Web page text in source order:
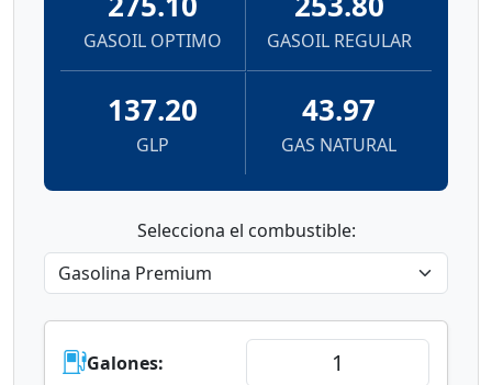
GASOIL OPTIMO GASOIL REGULAR
137.20
GLP
43.97
GAS NATURAL